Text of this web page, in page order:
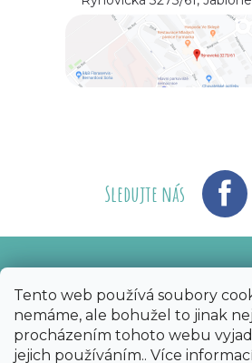
Tento web používá soubory
nemáme, ale bohužel to jinak
procházením tohoto webu
jejich používáním.. Více
Sledujte nás
Copyright 2026 Bijoux
korálků. Všechna práva